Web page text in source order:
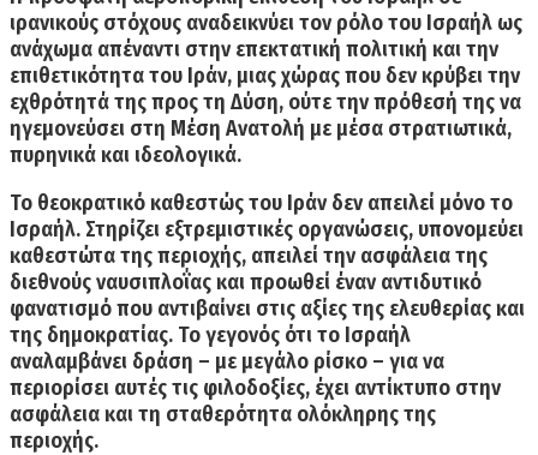
ιρανικούς στόχους αναδεικνύει τον ρόλο του Ισραήλ ως
ανάχωμα απέναντι στην επεκτατική πολιτική και την
επιθετικότητα του Ιράν, μιας χώρας που δεν κρύβει την
εχθρότητά της προς τη Δύση, ούτε την πρόθεσή της να
ηγεμονεύσει στη Μέση Ανατολή με μέσα στρατιωτικά,
πυρηνικά και ιδεολογικά.
Το θεοκρατικό καθεστώς του Ιράν δεν απειλεί μόνο το
Ισραήλ. Στηρίζει εξτρεμιστικές οργανώσεις, υπονομεύει
καθεστώτα της περιοχής, απειλεί την ασφάλεια της
διεθνούς ναυσιπλοΐας και προωθεί έναν αντιδυτικό
φανατισμό που αντιβαίνει στις αξίες της ελευθερίας και
της δημοκρατίας. Το γεγονός ότι το Ισραήλ
αναλαμβάνει δράση – με μεγάλο ρίσκο – για να
περιορίσει αυτές τις φιλοδοξίες, έχει αντίκτυπο στην
ασφάλεια και τη σταθερότητα ολόκληρηςτης
περιοχής.